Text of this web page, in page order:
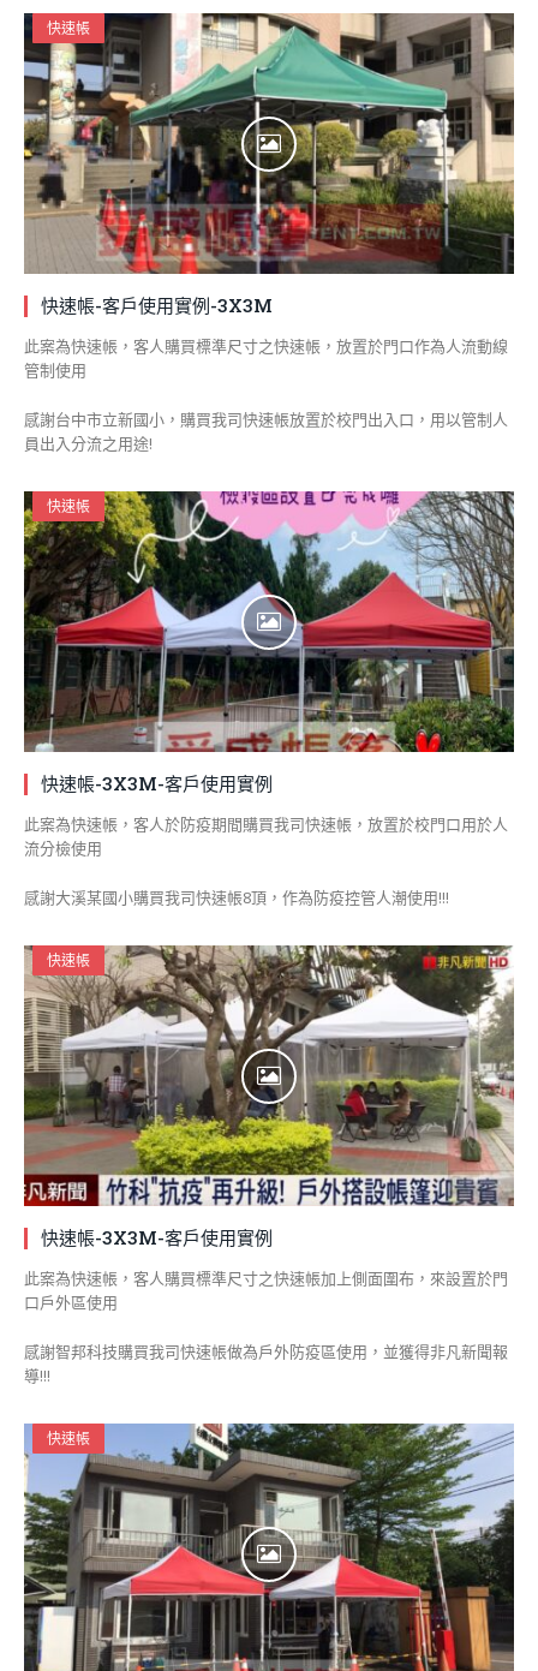
快速帳
快速帳-客戶使用實例-3X3M
此案為快速帳，客人購買標準尺寸之快速帳，放置於門口作為人流動線
管制使用
感謝台中市立新國小，購買我司快速帳放置於校門出入口，用以管制人
員出入分流之用途!
快速帳
快速帳-3X3M-客戶使用實例
此案為快速帳，客人於防疫期間購買我司快速帳，放置於校門口用於人
流分檢使用
感謝大溪某國小購買我司快速帳8頂，作為防疫控管人潮使用!!!
快速帳
快速帳-3X3M-客戶使用實例
此案為快速帳，客人購買標準尺寸之快速帳加上側面圍布，來設置於門
口戶外區使用
感謝智邦科技購買我司快速帳做為戶外防疫區使用，並獲得非凡新聞報
導!!!
快速帳